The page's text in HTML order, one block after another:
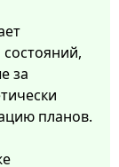
за
планов.